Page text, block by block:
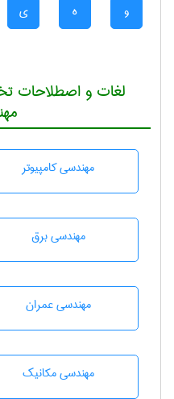
و ه ی
لغات و اصطلاحات
مهندسی كامپيوتر
مهندسی برق
مهندسی عمران
مهندسی مکانیک